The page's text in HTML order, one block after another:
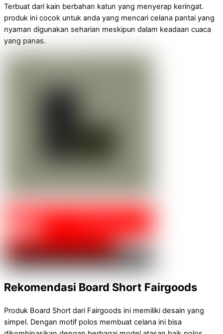
Terbuat dari kain berbahan katun yang menyerap keringat.
produk ini cocok untuk anda yang mencari celana pantai yang
nyaman digunakan seharian meskipun dalam keadaan cuaca
yang panas.
Rekomendasi Board Short Fairgoods
Produk Board Short dari Fairgoods ini memiliki desain yang
simpel. Dengan motif polos membuat celana ini bisa